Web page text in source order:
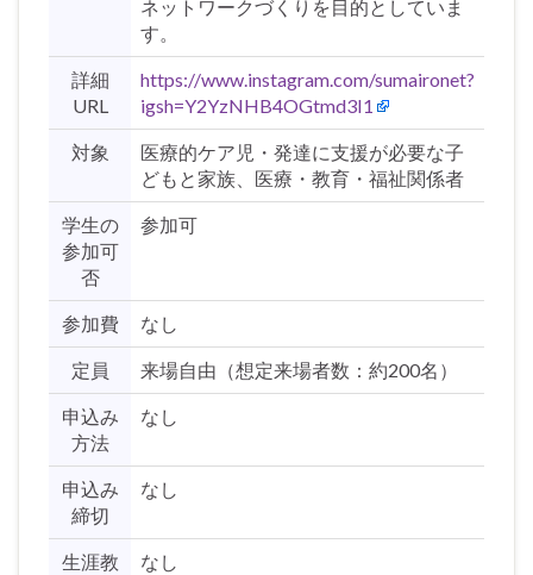
ネットワークづくりを目的としていま
す。
詳細
URL
https://www.instagram.com/sumaironet?
igsh=Y2YzNHB4OGtmd3I1
対象
医療的ケア児・発達に支援が必要な子
どもと家族、医療・教育・福祉関係者
学生の
参加可
否
参加可
参加費 なし
定員 来場自由（想定来場者数：約200名）
申込み
方法
なし
申込み
締切
なし
生涯教
なし